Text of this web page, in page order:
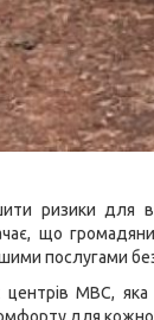
ризики для
що
послугами
центрів МВС,